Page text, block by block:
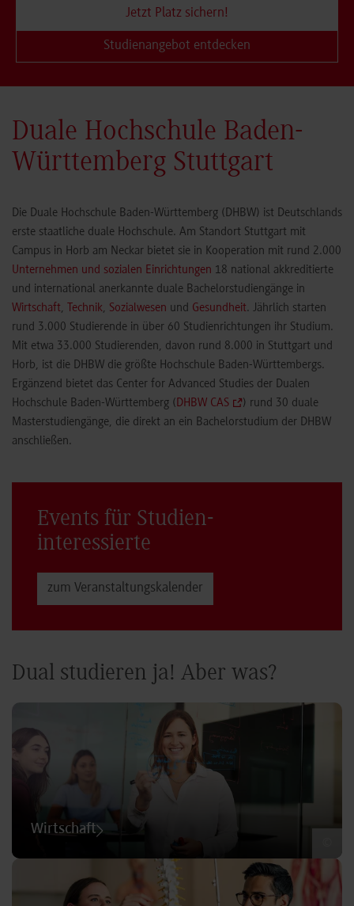
Jetzt Platz sichern!
Studienangebot entdecken
Duale Hochschule Baden-
Württemberg Stuttgart
Die Duale Hochschule Baden-Württemberg (DHBW) ist Deutschlands
erste staatliche duale Hochschule. Am Standort Stuttgart mit
Campus in Horb am Neckar bietet sie in Kooperation mit rund 2.000
Unternehmen und sozialen Einrichtungen 18 national akkreditierte
und international anerkannte duale Bachelorstudiengänge in
Wirtschaft, Technik, Sozialwesen und Gesundheit. Jährlich starten
rund 3.000 Studierende in über 60 Studienrichtungen ihr Studium.
Mit etwa 33.000 Studierenden, davon rund 8.000 in Stuttgart und
Horb, ist die DHBW die größte Hochschule Baden-Württembergs.
Ergänzend bietet das Center for Advanced Studies der Dualen
Hochschule Baden-Württemberg (DHBW CAS
) rund 30 duale
Masterstudiengänge, die direkt an ein Bachelorstudium der DHBW
anschließen.
Events für Studien­
interessierte
zum Veranstaltungs­kalender
Dual studieren ja! Aber was?
Wirtschaft